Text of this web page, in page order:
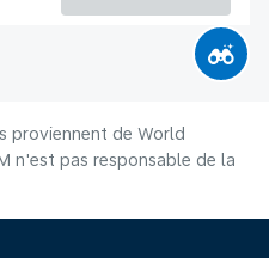
proviennent de World
n'est pas responsable de la